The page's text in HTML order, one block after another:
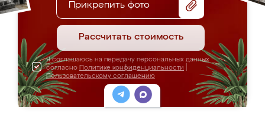
Прикрепить фото
Рассчитать стоимость
Я соглашаюсь на передачу персональных данных
согласно Политике конфиденциальности
Пользовательскому соглашению